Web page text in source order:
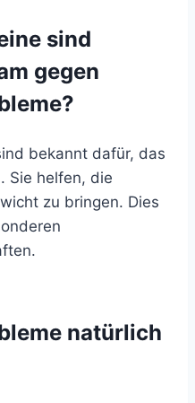
sind
gegen
bekannt dafür, das
Sie helfen, die
zu bringen. Dies
natürlich